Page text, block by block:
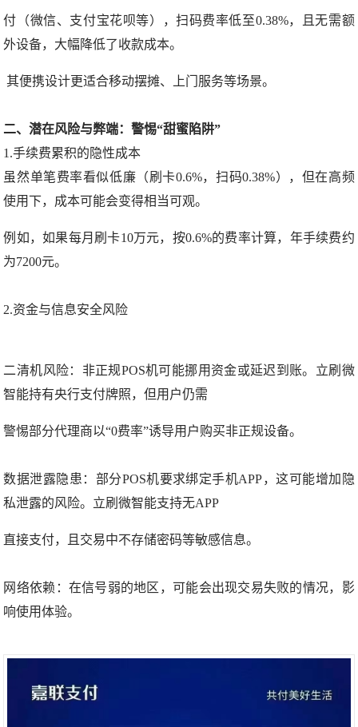
付（微信、支付宝花呗等），扫码费率低至0.38%，且无需额
外设备，大幅降低了收款成本。
其便携设计更适合移动摆摊、上门服务等场景。
二、潜在风险与弊端：警惕“甜蜜陷阱”
1.手续费累积的隐性成本
虽然单笔费率看似低廉（刷卡0.6%，扫码0.38%），但在高频
使用下，成本可能会变得相当可观。
例如，如果每月刷卡10万元，按0.6%的费率计算，年手续费约
为7200元。
2.资金与信息安全风险
二清机风险：非正规POS机可能挪用资金或延迟到账。立刷微
智能持有央行支付牌照，但用户仍需
警惕部分代理商以“0费率”诱导用户购买非正规设备。
数据泄露隐患：部分POS机要求绑定手机APP，这可能增加隐
私泄露的风险。立刷微智能支持无APP
直接支付，且交易中不存储密码等敏感信息。
网络依赖：在信号弱的地区，可能会出现交易失败的情况，影
响使用体验。